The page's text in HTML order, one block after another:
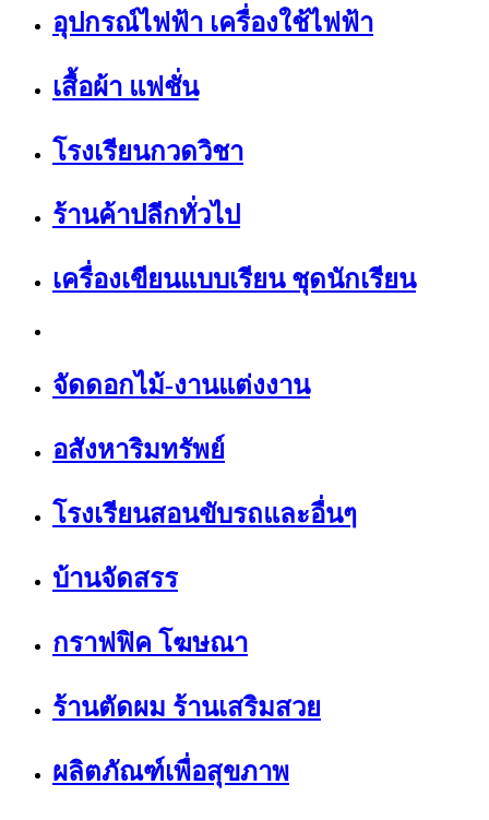
อุปกรณ์ไฟฟ้า เครื่องใช้ไฟฟ้า
เสื้อผ้า แฟชั่น
โรงเรียนกวดวิชา
ร้านค้าปลีกทั่วไป
เครื่องเขียนแบบเรียน ชุดนักเรียน
จัดดอกไม้-งานแต่งงาน
อสังหาริมทรัพย์
โรงเรียนสอนขับรถและอื่นๆ
บ้านจัดสรร
กราฟฟิค โฆษณา
ร้านตัดผม ร้านเสริมสวย
ผลิตภัณฑ์เพื่อสุขภาพ